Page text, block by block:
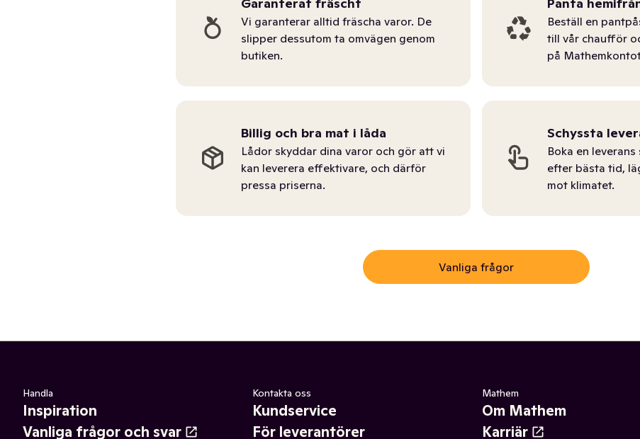
Vi garanterar alltid fräscha varor. De
slipper dessutom ta omvägen genom
butiken.
Beställ en
till vår chaufför
på
Billig och bra mat i låda
Lådor skyddar dina varor och gör att vi
kan leverera effektivare, och därför
pressa priserna.
Schyssta
Boka en
efter bästa tid,
mot klimatet.
Vanliga frågor
Handla
Inspiration
Vanliga frågor och svar
Kontakta oss
Kundservice
För leverantörer
Mathem
Om Mathem
Karriär